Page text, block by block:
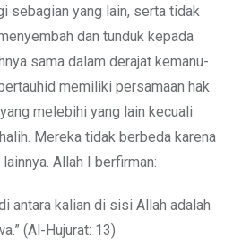
sebagian yang lain, serta tidak
dan tunduk kepada
sama dalam derajat kemanu-
memiliki persamaan hak
melebihi yang lain kecuali
Mereka tidak berbeda karena
Allah I berfirman:
antara kalian di sisi Allah adalah
(Al-Hujurat: 13)